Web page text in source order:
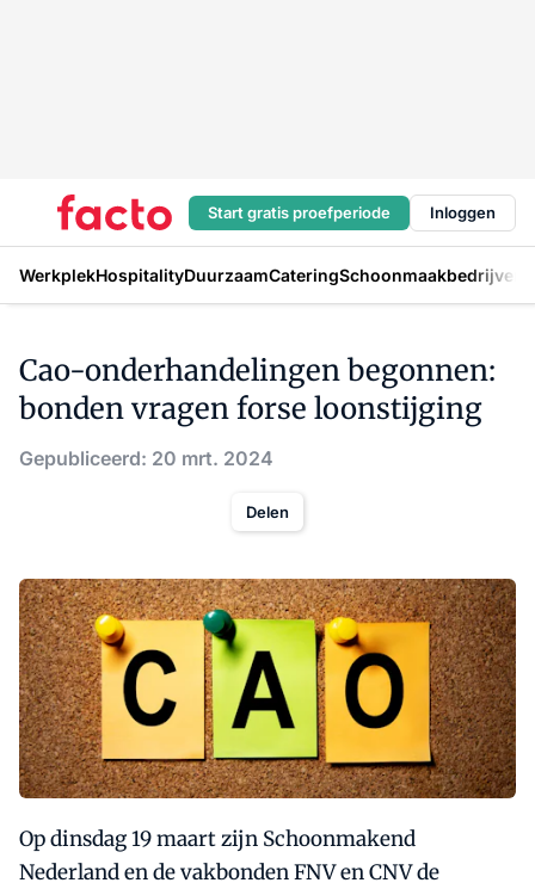
Start gratis proefperiode Inloggen
WerkplekHospitalityDuurzaamCateringSchoonmaakbedrijven
Cao-onderhandelingen begonnen:
bonden vragen forse loonstijging
Gepubliceerd: 20 mrt. 2024
Delen
Op dinsdag 19 maart zijn Schoonmakend
Nederland en de vakbonden FNV en CNV de